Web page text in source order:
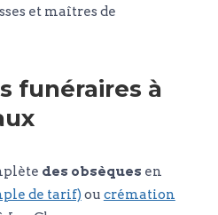
et maîtres de
funéraires à
des obsèques en
de tarif) ou crémation